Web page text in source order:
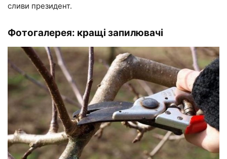
сливи президент.
Фотогалерея: кращі запилювачі